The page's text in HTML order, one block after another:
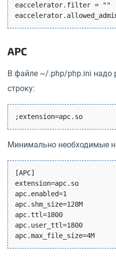
eaccelerator.filter = ""
APC
В файле ~/.php/php.ini надо
строку:
Минимально необходимые
[APC]
extension=apc.so
apc.enabled=1
apc.shm_size=128M
apc.ttl=1800
apc.user_ttl=1800